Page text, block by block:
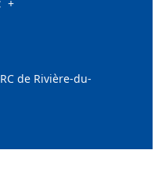
+
de Rivière-du-